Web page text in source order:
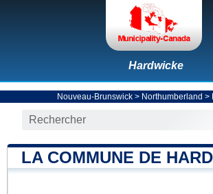
Hardwicke
Nouveau-Brunswick> Northumberland >
LA COMMUNE DE